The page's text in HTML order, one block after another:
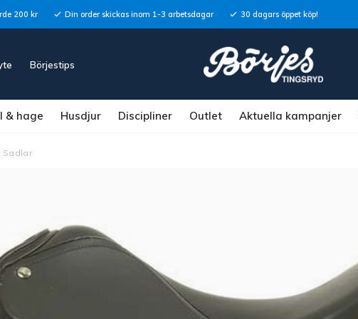
200 kr Din order skickas inom 1-3 arbetsdagar 30 dagars öppet köp!
Börjestips
& hage Husdjur Discipliner Outlet Aktuella kampanjer
Sadlar